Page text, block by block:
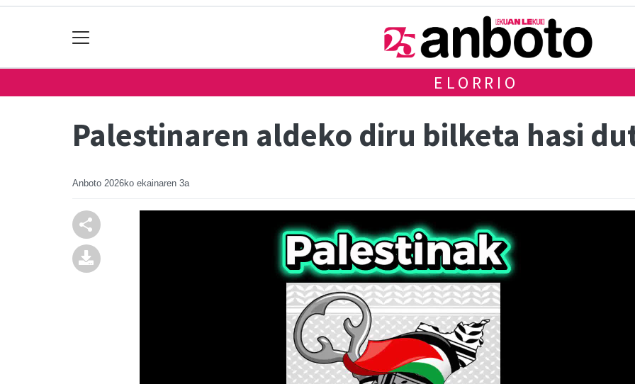
ELORRIO
Palestinaren aldeko diru bilketa hasi
Anboto 2026ko ekainaren 3a